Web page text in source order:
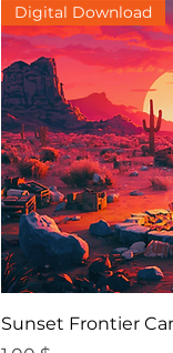
Digital Download
Sunset Frontier